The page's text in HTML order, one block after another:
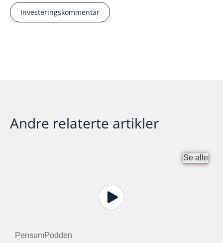
Investeringskommentar
Andre relaterte artikler
Se alle
PensumPodden